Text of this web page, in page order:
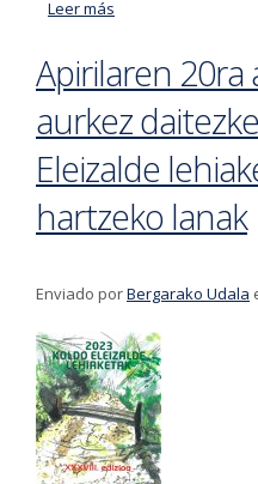
Leer más
Apirilaren
aurkez
Eleizalde
hartzeko lanak
Enviado porBergarako Udala